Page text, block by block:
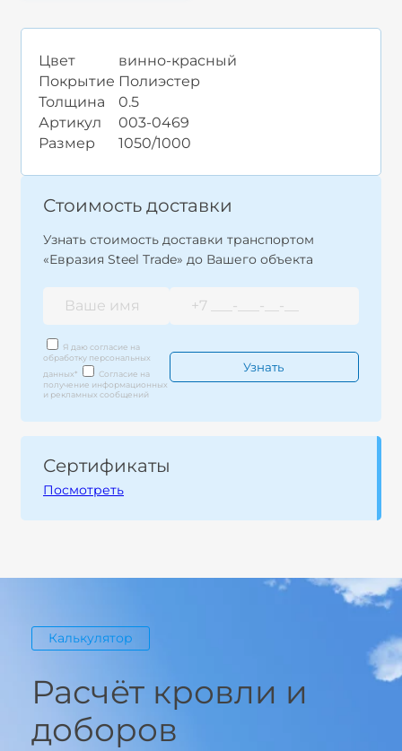
Цвет
винно-красный
Покрытие Полиэстер
Толщина
0.5
Артикул
003-0469
Размер
1050/1000
Стоимость доставки
Узнать стоимость доставки транспортом
«Евразия Steel Trade» до Вашего объекта
Я даю согласие на
обработку персональных
данных*
Согласие на
получение информационных
и рекламных сообщений
Сертификаты
Посмотреть
Калькулятор
Расчёт кровли и
доборов